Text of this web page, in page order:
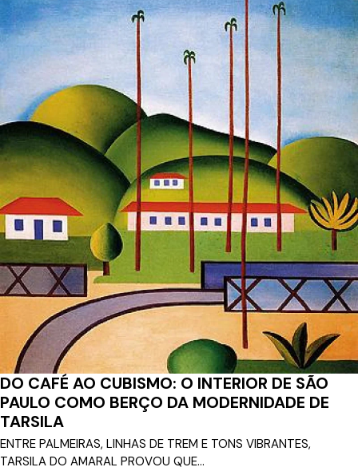
DO CAFÉ AO CUBISMO: O INTERIOR DE SÃO
PAULO COMO BERÇO DA MODERNIDADE DE
TARSILA
ENTRE PALMEIRAS, LINHAS DE TREM E TONS VIBRANTES,
TARSILA DO AMARAL PROVOU QUE...